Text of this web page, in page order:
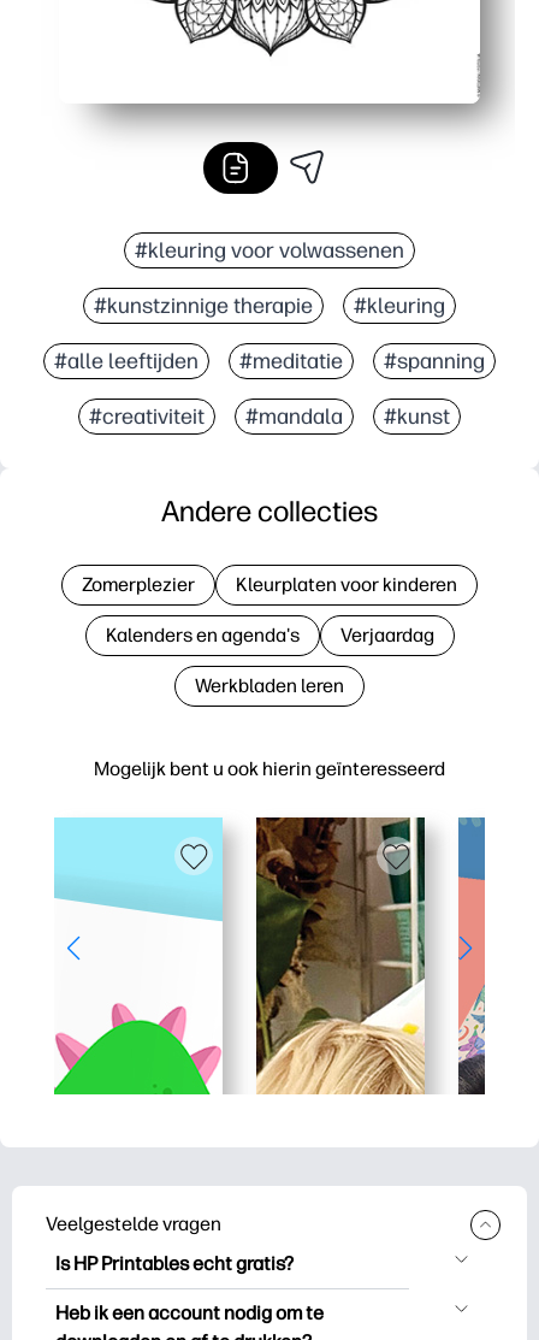
#kleuring voor volwassenen
#kunstzinnige therapie #kleuring
#alle leeftijden #meditatie #spanning
#creativiteit #mandala #kunst
Mogelijk bent u ook hierin geïnteresseerd
Andere collecties
Zomerplezier Kleurplaten voor kinderen
Kalenders en agenda's Verjaardag
Werkbladen leren
Veelgestelde vragen
Is HP Printables echt gratis?
HP Printables biedt meer dan 2.500
gratis printables om te downloaden en
Heb ik een account nodig om te